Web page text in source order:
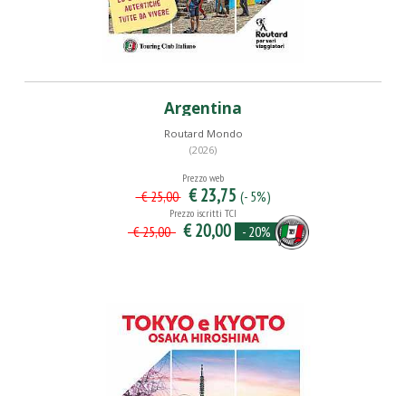
Argentina
Routard Mondo
(2026)
Prezzo web
€ 25,00 € 23,75 (- 5%)
Prezzo iscritti TCI
€ 25,00 € 20,00 - 20%